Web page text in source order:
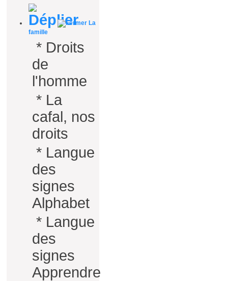
La
famille
* Droits
de
l'homme
* La
cafal, nos
droits
* Langue
des
signes
Alphabet
* Langue
des
signes
Apprendre